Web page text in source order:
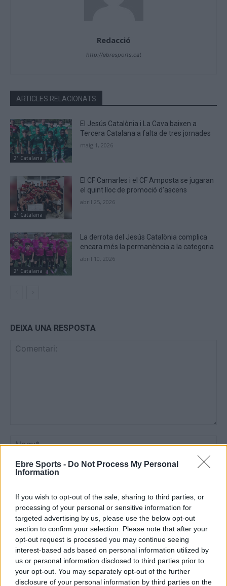
Ebre Sports - Do Not Process My Personal
Information
If you wish to opt-out of the sale, sharing to third parties, or
processing of your personal or sensitive information for
targeted advertising by us, please use the below opt-out
section to confirm your selection. Please note that after your
opt-out request is processed you may continue seeing
interest-based ads based on personal information utilized by
us or personal information disclosed to third parties prior to
your opt-out. You may separately opt-out of the further
disclosure of your personal information by third parties on the
Redacció
http://ebresports.cat
ARTICLES RELACIONATS
2ª Catalana
El Jesús Catalònia i La Cava baixen a
Tercera Catalana a falta de tres jornades
maig 1, 2026
2ª Catalana
El CF Camarles i el CF Amposta se jugaran
el quint lloc de promoció d’ascens
abril 25, 2026
2ª Catalana
La derrota del Jesús Catalònia complica
encara més la permanència a la categoria
abril 10, 2026
DEIXA UNA RESPOSTA
Deseu el meu nom, el correu electrònic i el lloc web en
aquest navegador per a la propera vegada que comenti.
Captcha10 - 2 = ?